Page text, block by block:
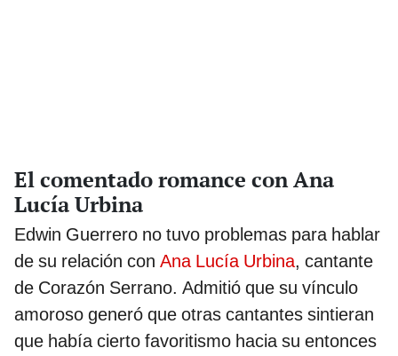
El comentado romance con Ana
Lucía Urbina
Edwin Guerrero no tuvo problemas para hablar
de su relación con Ana Lucía Urbina, cantante
de Corazón Serrano. Admitió que su vínculo
amoroso generó que otras cantantes sintieran
que había cierto favoritismo hacia su entonces